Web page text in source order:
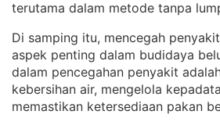
terutama dalam metode tanpa
Di samping itu, mencegah
aspek penting dalam budidaya
dalam pencegahan penyakit
kebersihan air, mengelola
memastikan ketersediaan pakan